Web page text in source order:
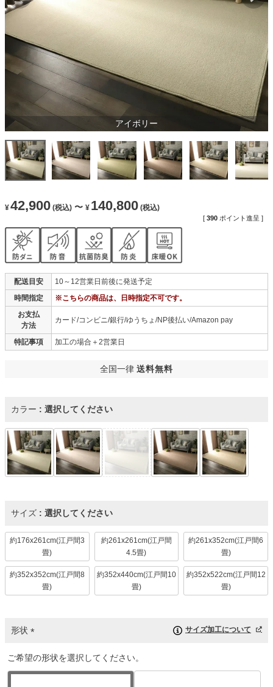
アイボリー
¥42,900 (税込) 〜 ¥ 140,800 (税込)
[ 390 ポイント進呈 ]
配送目安
10～12営業日前後に発送予定
時間指定
※こちらの商品は、日時指定不可です。
お支払
方法
カード/コンビニ/銀行/ゆうちょ/NP後払い/Amazon pay
特記事項 加工の場合＋2営業日
全国一律 送料無料
カラー 選択してください
サイズ 選択してください
約176x261cm(江戸間3
畳)
約261x261cm(江戸間
4.5畳)
約261x352cm(江戸間6
畳)
約352x352cm(江戸間8
畳)
約352x440cm(江戸間10
畳)
約352x522cm(江戸間12
畳)
形状
必
須
サイズ加工について
ご希望の形状を選択してください。